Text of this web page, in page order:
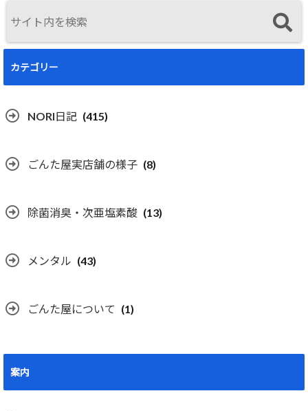
カテゴリー
NORI日記 (415)
ごんた屋実店舗の様子 (8)
除菌消臭・次亜塩素酸 (13)
メンタル (43)
ごんた屋について (1)
案内